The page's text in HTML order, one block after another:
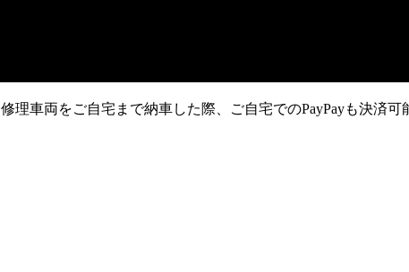
理車両をご自宅まで納車した際、ご自宅でのPayPayも決済可